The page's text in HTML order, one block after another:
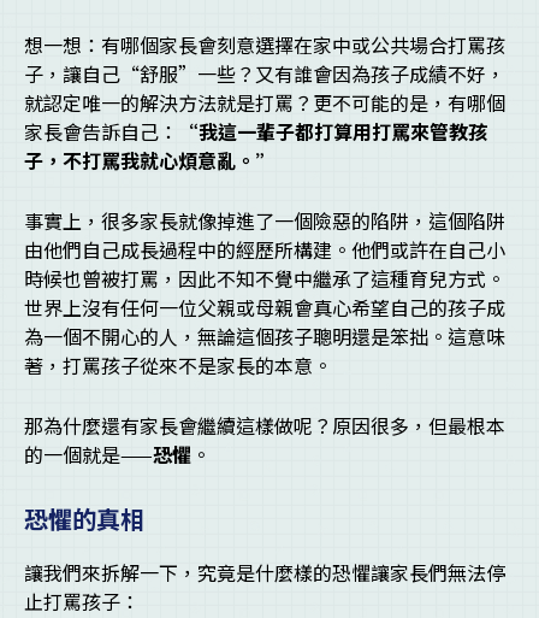
想一想：有哪個家長會刻意選擇在家中或公共場合打罵孩
子，讓自己“舒服”一些？又有誰會因為孩子成績不好，
就認定唯一的解決方法就是打罵？更不可能的是，有哪個
家長會告訴自己：
“我這一輩子都打算用打罵來管教孩
子，不打罵我就心煩意亂。 ”
事實上，很多家長就像掉進了一個險惡的陷阱，這個陷阱
由他們自己成長過程中的經歷所構建。他們或許在自己小
時候也曾被打罵，因此不知不覺中繼承了這種育兒方式。
世界上沒有任何一位父親或母親會真心希望自己的孩子成
為一個不開心的人，無論這個孩子聰明還是笨拙。這意味
著，打罵孩子從來不是家長的本意。
那為什麼還有家長會繼續這樣做呢？原因很多，但最根本
的一個就是——恐懼 。
恐懼的真相
讓我們來拆解一下，究竟是什麼樣的恐懼讓家長們無法停
止打罵孩子：